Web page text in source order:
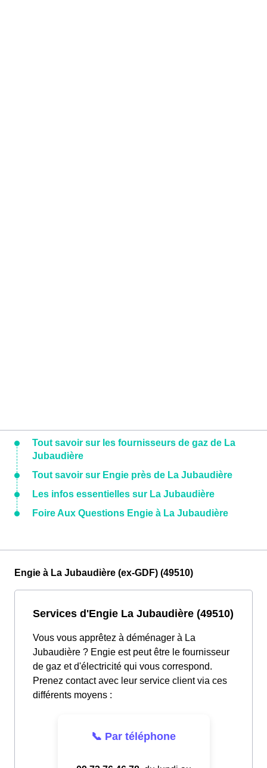
Tout savoir sur les fournisseurs de gaz de La
Jubaudière
Tout savoir sur Engie près de La Jubaudière
Les infos essentielles sur La Jubaudière
Foire Aux Questions Engie à La Jubaudière
Engie à La Jubaudière (ex-GDF) (49510)
Services d'Engie La Jubaudière (49510)
Vous vous apprêtez à déménager à La
Jubaudière ? Engie est peut être le fournisseur
de gaz et d'électricité qui vous correspond.
Prenez contact avec leur service client via ces
différents moyens :
📞 Par téléphone